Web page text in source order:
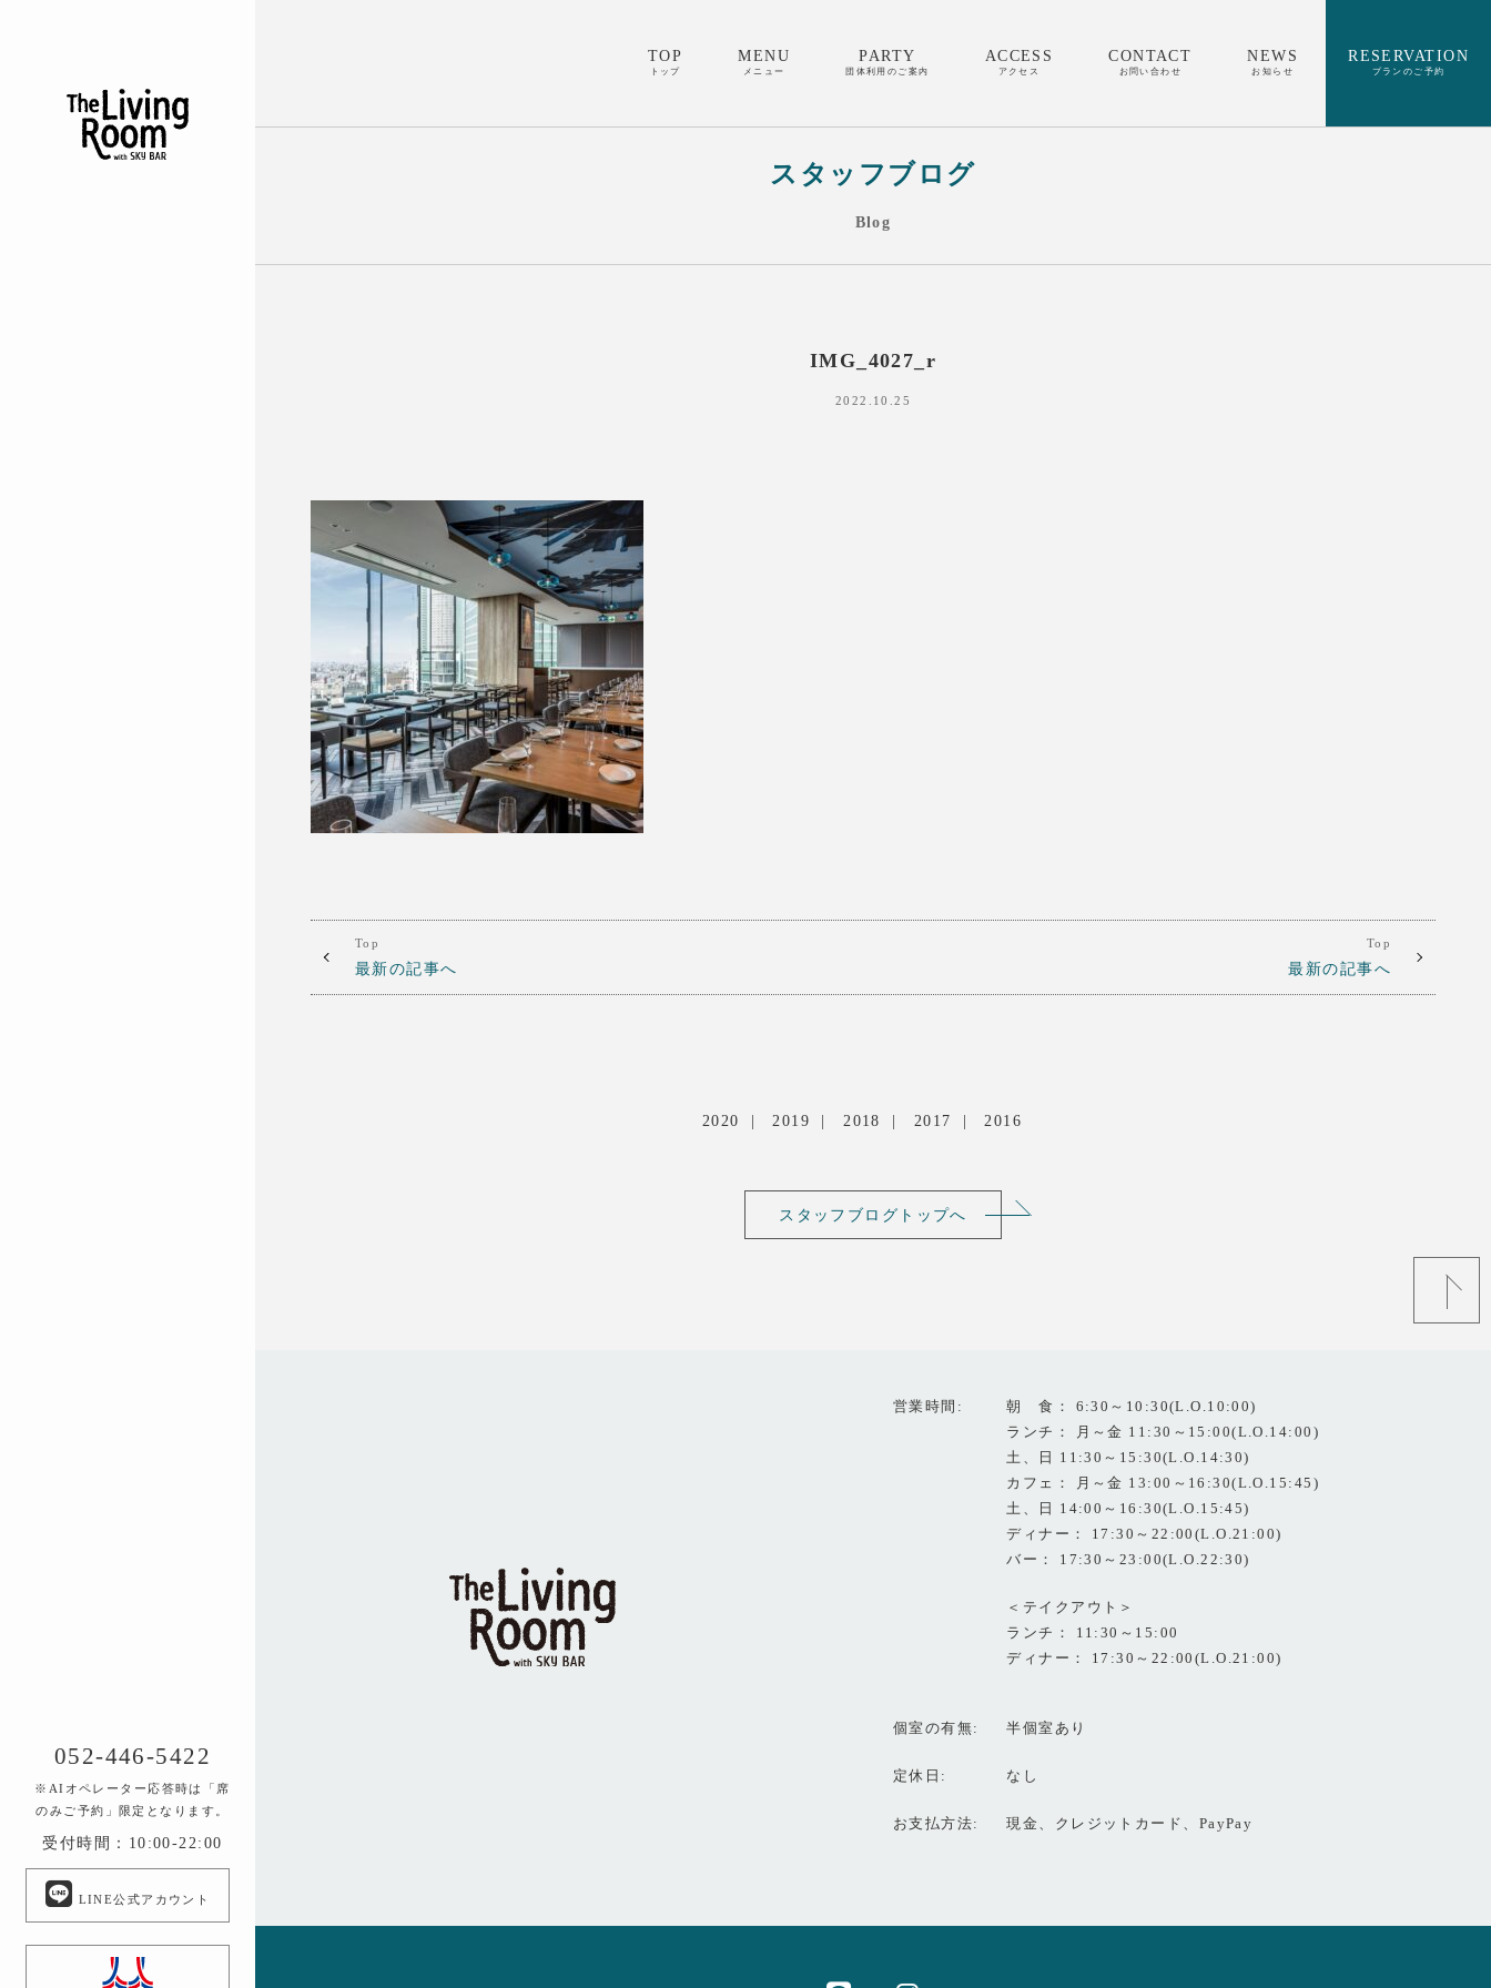
052-446-5422
※AIオペレーター応答時は「席
のみご予約」限定となります。
受付時間：10:00-22:00
LINE公式アカウント
TOP
トップ
MENU
メニュー
PARTY
団体利用のご案内
ACCESS
アクセス
CONTACT
お問い合わせ
NEWS
お知らせ
RESERVATION
プランのご予約
スタッフブログ
Blog
IMG_4027_r
2022.10.25
Top
最新の記事へ
Top
最新の記事へ
2020 2019 2018 2017 2016
スタッフブログトップへ
営業時間
朝 食： 6:30～10:30(L.O.10:00)
ランチ： 月～金 11:30～15:00(L.O.14:00)
土、日 11:30～15:30(L.O.14:30)
カフェ： 月～金 13:00～16:30(L.O.15:45)
土、日 14:00～16:30(L.O.15:45)
ディナー： 17:30～22:00(L.O.21:00)
バー： 17:30～23:00(L.O.22:30)
＜テイクアウト＞
ランチ： 11:30～15:00
ディナー： 17:30～22:00(L.O.21:00)
個室の有無 半個室あり
定休日 なし
お支払方法 現金、クレジットカード、PayPay